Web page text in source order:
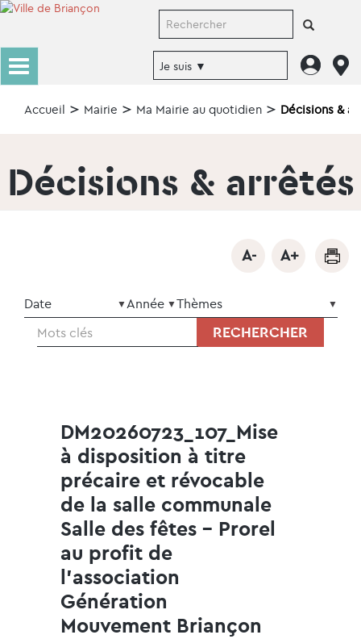
Accueil Mairie Ma Mairie au quotidien Décisions &
Décisions & arrêtés
DM20260723_107_Mise
à disposition à titre
précaire et révocable
de la salle communale
Salle des fêtes - Prorel
au profit de
l'association
Génération
Mouvement Briançon